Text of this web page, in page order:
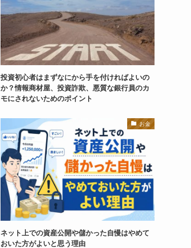
投資初心者はまずなにから手を付ければよいの
か？情報商材屋、投資詐欺、悪質な銀行員のカ
モにされないためのポイント
お金
ネット上での資産公開や儲かった自慢はやめて
おいた方がよいと思う理由